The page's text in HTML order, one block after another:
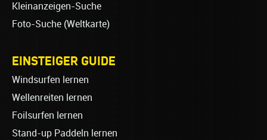
Kleinanzeigen-Suche
Foto-Suche (Weltkarte)
EINSTEIGER GUIDE
Windsurfen lernen
Wellenreiten lernen
Foilsurfen lernen
Stand-up Paddeln lernen